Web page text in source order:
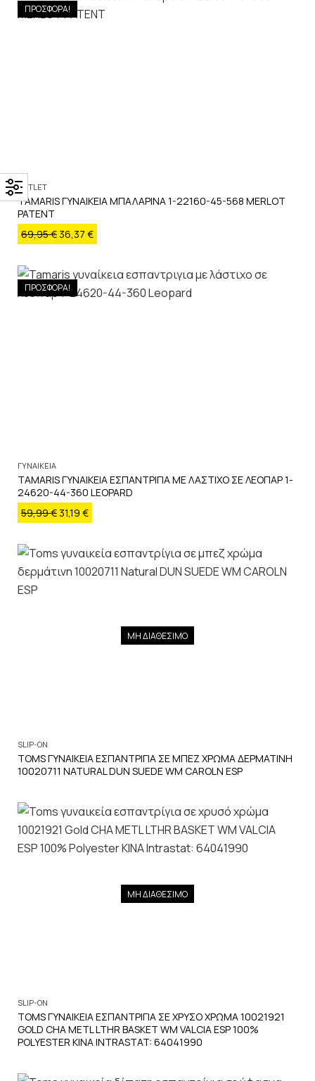
ΠΡΟΣΦΟΡΑ!
OUTLET
TAMARIS ΓΥΝΑΙΚΕΙΑ ΜΠΑΛΑΡΙΝΑ 1-22160-45-568 MERLOT
PATENT
69,95€ 36,37 €
ΠΡΟΣΦΟΡΑ!
ΓΥΝΑΙΚΕΙΑ
TAMARIS ΓΥΝΑΙΚΕΙΑ ΕΣΠΑΝΤΡΙΓΙΑ ΜΕ ΛΑΣΤΙΧΟ ΣΕ ΛΕΟΠΑΡ 1-
24620-44-360 LEOPARD
59,99€ 31,19 €
ΜΗ ΔΙΑΘΕΣΙΜΟ
SLIP-ON
TOMS ΓΥΝΑΙΚΕΙΑ ΕΣΠΑΝΤΡΙΓΙΑ ΣΕ ΜΠΕΖ ΧΡΩΜΑ ΔΕΡΜΑΤΙΝΗ
10020711 NATURAL DUN SUEDE WM CAROLN ESP
ΜΗ ΔΙΑΘΕΣΙΜΟ
SLIP-ON
TOMS ΓΥΝΑΙΚΕΙΑ ΕΣΠΑΝΤΡΙΓΙΑ ΣΕ ΧΡΥΣΟ ΧΡΩΜΑ 10021921
GOLD CHA METL LTHR BASKET WM VALCIA ESP 100%
POLYESTER ΚΙΝΑ INTRASTAT: 64041990